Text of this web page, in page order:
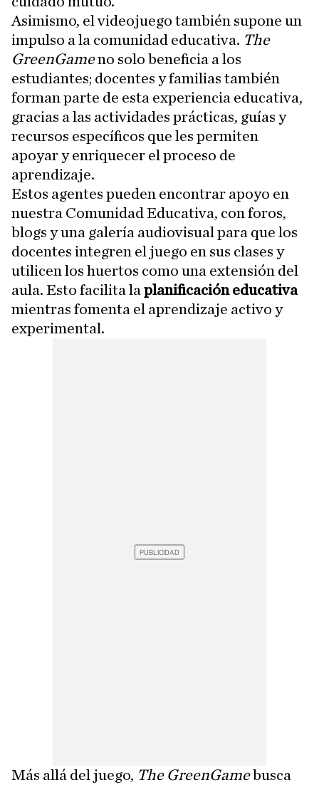
Asimismo, el videojuego también supone un
impulso a la comunidad educativa. The
GreenGameno solo beneficia a los
estudiantes; docentes y familias también
forman parte de esta experiencia educativa,
gracias a las actividades prácticas, guías y
recursos específicos que les permiten
apoyar y enriquecer el proceso de
aprendizaje.
Estos agentes pueden encontrar apoyo en
nuestra Comunidad Educativa, con foros,
blogs y una galería audiovisual para que los
docentes integren el juego en sus clases y
utilicen los huertos como una extensión del
aula. Esto facilita la planificación educativa
mientras fomenta el aprendizaje activo y
experimental.
Más allá del juego, The GreenGamebusca